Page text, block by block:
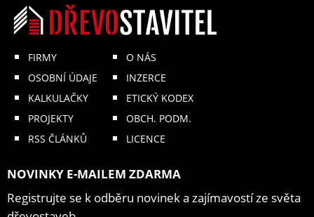
FIRMY
OSOBNÍ ÚDAJE
KALKULAČKY
PROJEKTY
RSS ČLÁNKŮ
O NÁS
INZERCE
ETICKÝ KODEX
OBCH. PODM.
LICENCE
NOVINKY E-MAILEM ZDARMA
Registrujte se k odběru novinek a zajímavostí ze světa